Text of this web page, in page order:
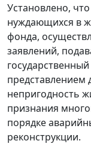
Установлено,
нуждающихся в
фонда,
заявлений,
непригодность
признания
порядке
реконструкции.